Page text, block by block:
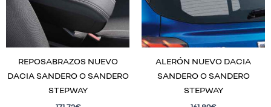
REPOSABRAZOS NUEVO
DACIA SANDERO O SANDERO
STEPWAY
ALERÓN NUEVO DACIA
SANDERO O SANDERO
STEPWAY